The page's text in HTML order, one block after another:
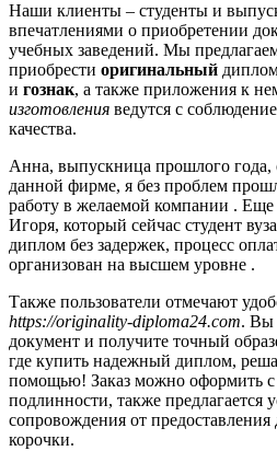
Наши клиенты – студенты и
впечатлениями о приобретении
учебных заведений. Мы
приобрести оригинальный
и гознак, а также приложения к
изготовления ведутся с
качества.
Анна, выпускница прошлого года,
данной фирме, я без проблем
работу в желаемой компании .
Игоря, который сейчас студент
диплом без задержек, процесс
организован на высшем уровне .
Также пользователи отмечают
https://originality-diploma24.com. Вы
документ и получите точный
где купить надежный диплом,
помощью! Заказ можно оформить с
подлинности, также предлагается
сопровождения от
корочки.